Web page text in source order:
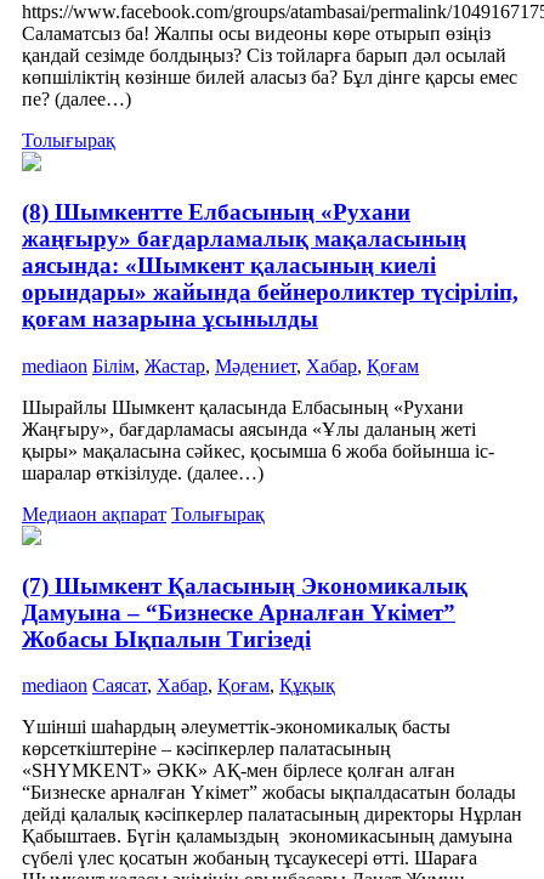
https://www.facebook.com/groups/atambasai/permalink/
Саламатсыз ба! Жалпы осы видеоны көре отырып өзіңіз
қандай сезімде болдыңыз? Сіз тойларға барып дәл осылай
көпшіліктің көзінше билей аласыз ба? Бұл дінге қарсы емес
пе? (далее…)
Толығырақ
(8) Шымкентте Елбасының «Рухани
жаңғыру» бағдарламалық мақаласының
аясында: «Шымкент қаласының киелі
орындары» жайында бейнероликтер түсіріліп,
қоғам назарына ұсынылды
mediaon Білім, Жастар, Мәдениет, Хабар, Қоғам
Шырайлы Шымкент қаласында Елбасының «Рухани
Жаңғыру», бағдарламасы аясында «Ұлы даланың жеті
қыры» мақаласына сәйкес, қосымша 6 жоба бойынша іс-
шаралар өткізілуде. (далее…)
Медиаон ақпарат Толығырақ
(7) Шымкент Қаласының Экономикалық
Дамуына – “Бизнеске Арналған Үкімет”
Жобасы Ықпалын Тигізеді
mediaon Саясат, Хабар, Қоғам, Құқық
Үшінші шаһардың әлеуметтік-экономикалық басты
көрсеткіштеріне – кәсіпкерлер палатасының
«SHYMKENT» ӘКК» АҚ-мен бірлесе қолған алған
“Бизнеске арналған Үкімет” жобасы ықпалдасатын болады
дейді қалалық кәсіпкерлер палатасының директоры Нұрлан
Қабыштаев. Бүгін қаламыздың экономикасының дамуына
сүбелі үлес қосатын жобаның тұсаукесері өтті. Шараға